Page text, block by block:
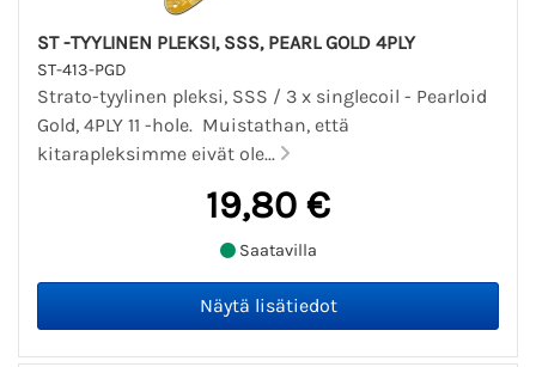
ST -TYYLINEN PLEKSI, SSS, PEARL GOLD 4PLY
ST-413-PGD
Strato-tyylinen pleksi, SSS / 3 x singlecoil - Pearloid
Gold, 4PLY 11 -hole. Muistathan, että
kitarapleksimme eivät ole...
19,80 €
Saatavilla